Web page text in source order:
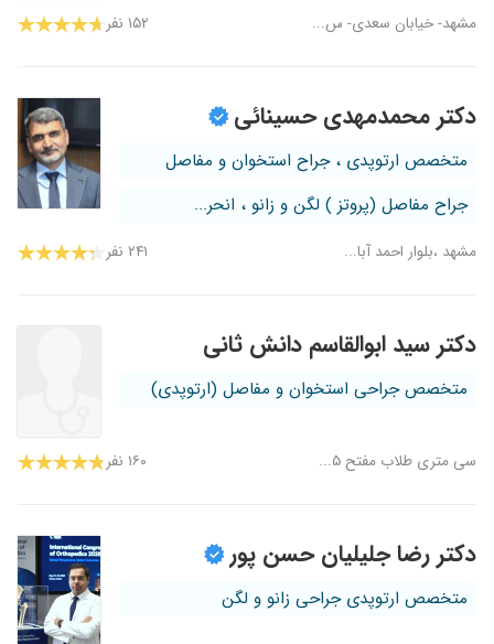
مشهد- خیابان سعدی- س... ۱۵۲ نفر
دکتر محمدمهدی حسینائی
متخصص ارتوپدی ، جراح استخوان و مفاصل
جراح مفاصل (پروتز ) لگن و زانو ، انحر...
مشهد ،بلوار احمد آبا... ۲۴۱ نفر
دکتر سید ابوالقاسم دانش ثانی
متخصص جراحی استخوان و مفاصل (ارتوپدی)
سی متری طلاب مفتح ۵... ۱۶۰ نفر
دکتر رضا جلیلیان حسن پور
متخصص ارتوپدی جراحی زانو و لگن